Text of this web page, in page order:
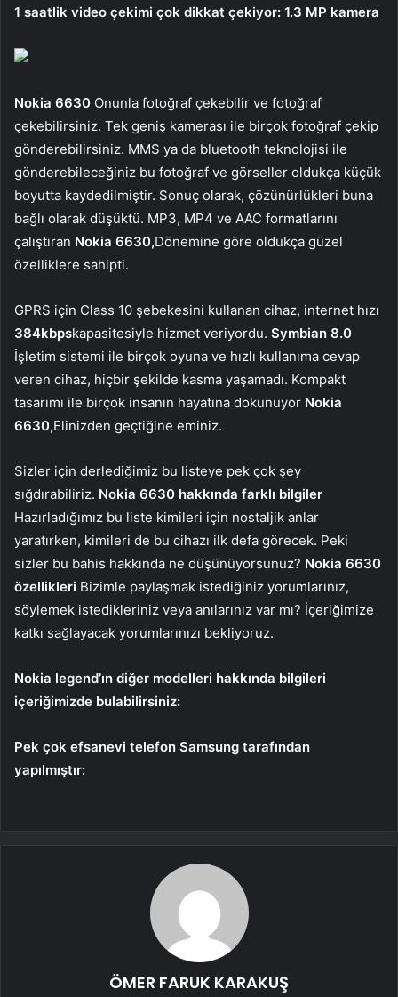
1 saatlik video çekimi çok dikkat çekiyor: 1.3 MP kamera
Nokia 6630 Onunla fotoğraf çekebilir ve fotoğraf
çekebilirsiniz. Tek geniş kamerası ile birçok fotoğraf çekip
gönderebilirsiniz. MMS ya da bluetooth teknolojisi ile
gönderebileceğiniz bu fotoğraf ve görseller oldukça küçük
boyutta kaydedilmiştir. Sonuç olarak, çözünürlükleri buna
bağlı olarak düşüktü. MP3, MP4 ve AAC formatlarını
çalıştıran Nokia 6630,Dönemine göre oldukça güzel
özelliklere sahipti.
GPRS için Class 10 şebekesini kullanan cihaz, internet hızı
384kbpskapasitesiyle hizmet veriyordu. Symbian 8.0
İşletim sistemi ile birçok oyuna ve hızlı kullanıma cevap
veren cihaz, hiçbir şekilde kasma yaşamadı. Kompakt
tasarımı ile birçok insanın hayatına dokunuyor Nokia
6630,Elinizden geçtiğine eminiz.
Sizler için derlediğimiz bu listeye pek çok şey
sığdırabiliriz. Nokia 6630 hakkında farklı bilgiler
Hazırladığımız bu liste kimileri için nostaljik anlar
yaratırken, kimileri de bu cihazı ilk defa görecek. Peki
sizler bu bahis hakkında ne düşünüyorsunuz? Nokia 6630
özellikleri Bizimle paylaşmak istediğiniz yorumlarınız,
söylemek istedikleriniz veya anılarınız var mı? İçeriğimize
katkı sağlayacak yorumlarınızı bekliyoruz.
Nokia legend’ın diğer modelleri hakkında bilgileri
içeriğimizde bulabilirsiniz:
Pek çok efsanevi telefon Samsung tarafından
yapılmıştır:
ÖMER FARUK KARAKUŞ